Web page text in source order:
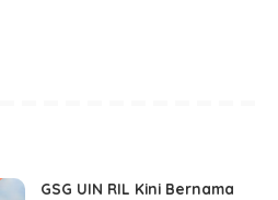
GSG UIN RIL Kini Bernama